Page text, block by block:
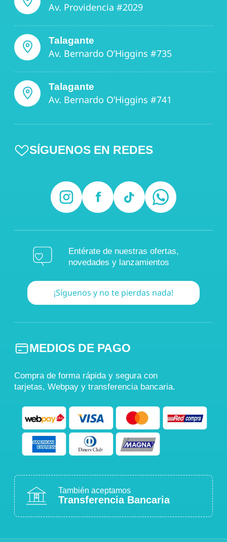
Av. Providencia #2029
Talagante
Av. Bernardo O’Higgins #735
Talagante
Av. Bernardo O’Higgins #741
SÍGUENOS EN REDES
Entérate de nuestras ofertas,
novedades y lanzamientos
¡Síguenos y no te pierdas nada!
MEDIOS DE PAGO
Compra de forma rápida y segura con
tarjetas, Webpay y transferencia bancaria.
También aceptamos
Transferencia Bancaria